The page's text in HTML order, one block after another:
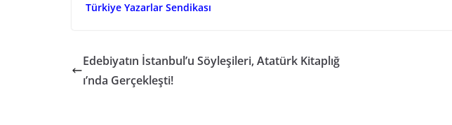
Türkiye Yazarlar Sendikası
Edebiyatın İstanbul’u Söyleşileri, Atatürk Kitaplığ
ı’nda Gerçekleşti!